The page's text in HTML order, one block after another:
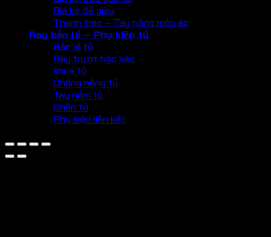
Giá kệ để giày
Thanh treo – Tay nâng móc áo
Ray bản lề – Phụ kiện tủ
Bản lề tủ
Ray trượt hộc kéo
khoá tủ
Chống nâng tủ
Tay nắm tủ
Chân tủ
Phụ kiện liên kết